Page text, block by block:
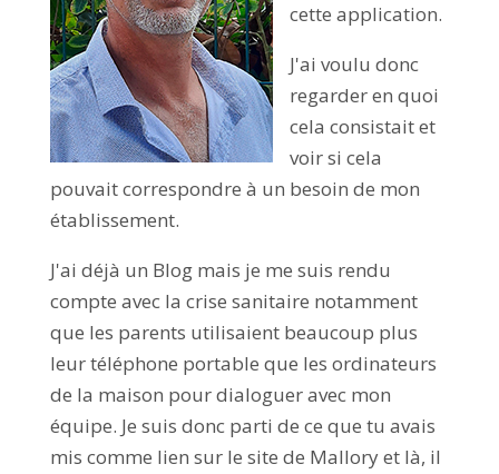
cette application.
J'ai voulu donc
regarder en quoi
cela consistait et
voir si cela
pouvait correspondre à un besoin de mon
établissement.
J'ai déjà un Blog mais je me suis rendu
compte avec la crise sanitaire notamment
que les parents utilisaient beaucoup plus
leur téléphone portable que les ordinateurs
de la maison pour dialoguer avec mon
équipe. Je suis donc parti de ce que tu avais
mis comme lien sur le site de Mallory et là, il